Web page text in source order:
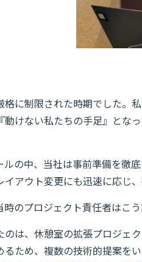
格に制限された時期でした。
動けない私たちの手足』とな
ルの中、当社は事前準備を徹
イアウト変更にも迅速に応じ
のプロジェクト責任者はこう
のは、休憩室の拡張プロジ
るため、複数の技術的提案を